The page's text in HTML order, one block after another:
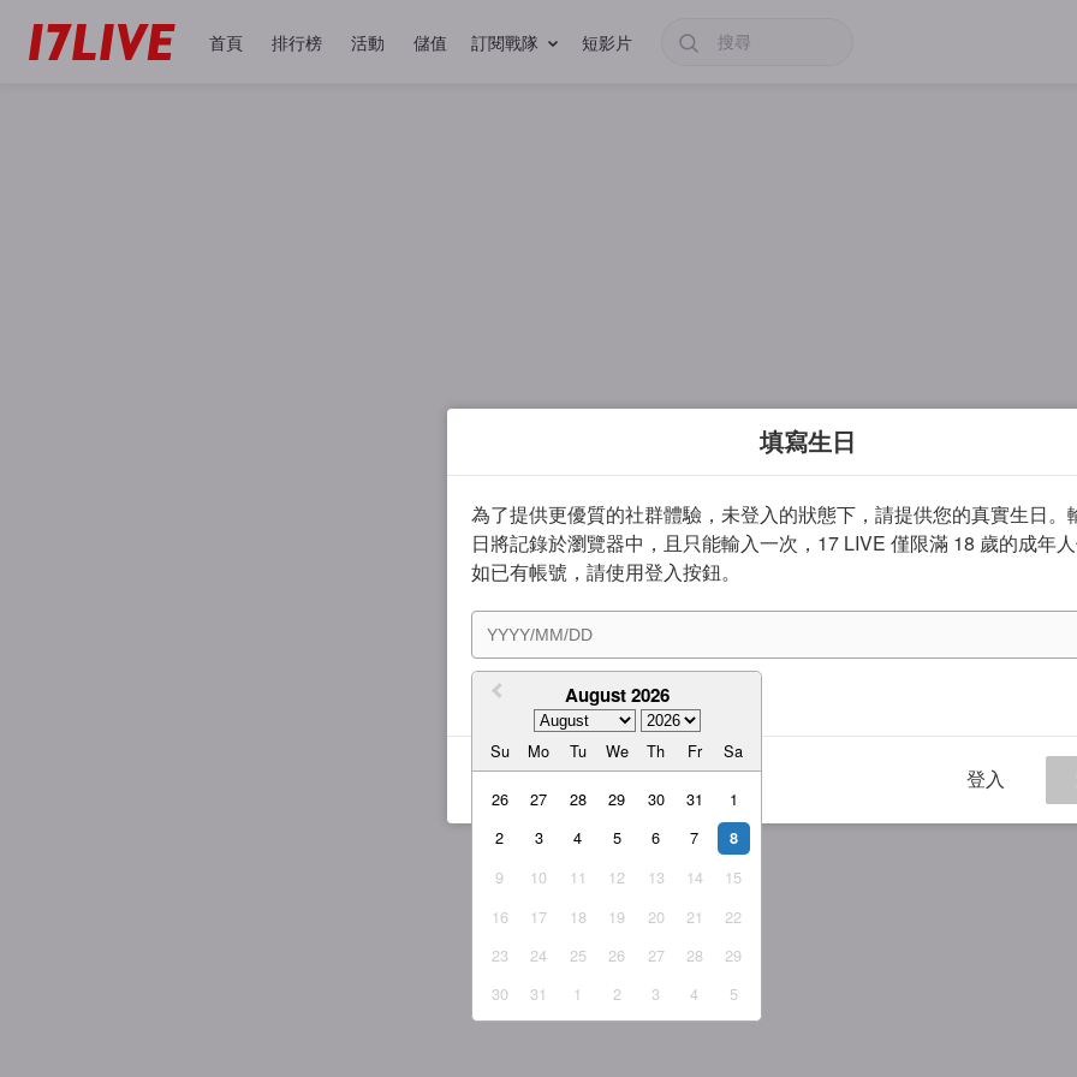
首頁 排行榜 活動 儲值 訂閱戰隊 短影片
填寫生日
為了提供更優質的社群體驗，未登入的狀態下，請提供您的真實生日。
日將記錄於瀏覽器中，且只能輸入一次，17 LIVE 僅限滿 18 歲的成年人
如已有帳號，請使用登入按鈕。
August 2026
Su Mo Tu We Th Fr Sa
26 27 28 29 30 31
1
2
3 4 5 6 7 8
9 10 11 12 13 14
15
16
17 18 19 20 21
22
23
24 25 26 27 28
29
30
31 1 2 3 4 5
我同意 服務條款與隱私權政策
登入